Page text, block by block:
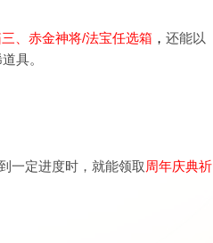
、 赤金神将/法宝任选箱 ， 还能以
具。
一定进度时，就能领取 周年庆典祈